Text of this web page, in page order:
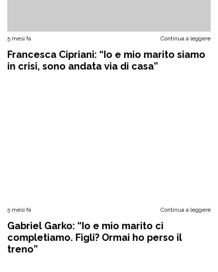
5 mesi fa Continua a leggere
Francesca Cipriani: “Io e mio marito siamo
in crisi, sono andata via di casa”
5 mesi fa Continua a leggere
Gabriel Garko: “Io e mio marito ci
completiamo. Figli? Ormai ho perso il
treno”